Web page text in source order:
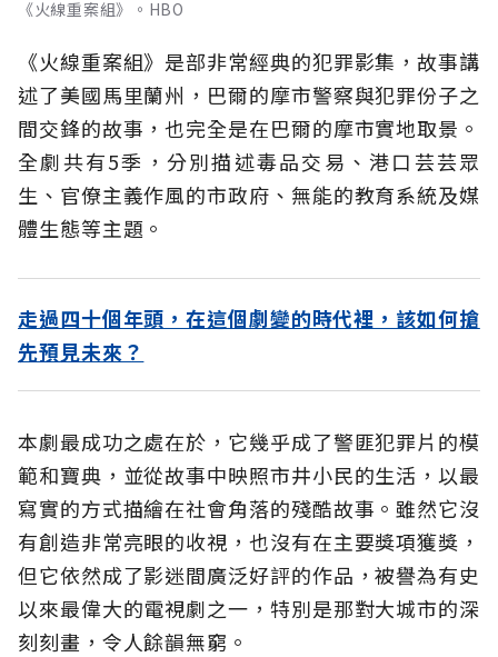
《火線重案組》。HBO
《火線重案組》是部非常經典的犯罪影集，故事講
述了美國馬里蘭州，巴爾的摩市警察與犯罪份子之
間交鋒的故事，也完全是在巴爾的摩市實地取景。
全劇共有5季，分別描述毒品交易、港口芸芸眾
生、官僚主義作風的市政府、無能的教育系統及媒
體生態等主題。
走過四十個年頭，在這個劇變的時代裡，該如何搶
先預見未來？
本劇最成功之處在於，它幾乎成了警匪犯罪片的模
範和寶典，並從故事中映照市井小民的生活，以最
寫實的方式描繪在社會角落的殘酷故事。雖然它沒
有創造非常亮眼的收視，也沒有在主要獎項獲獎，
但它依然成了影迷間廣泛好評的作品，被譽為有史
以來最偉大的電視劇之一，特別是那對大城市的深
刻刻畫，令人餘韻無窮。